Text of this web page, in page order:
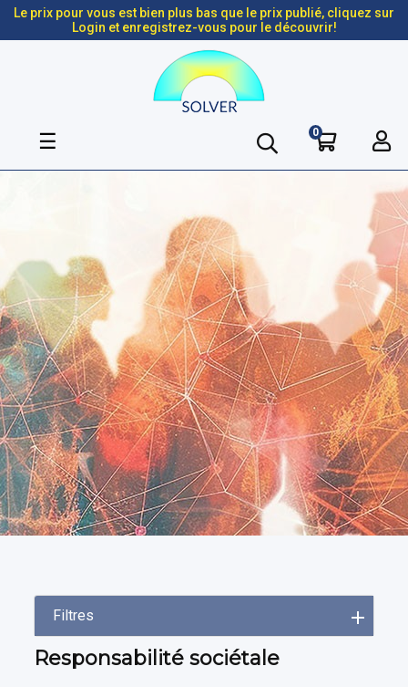
Le prix pour vous est bien plus bas que le prix publié, cliquez sur
Login et enregistrez-vous pour le découvrir!
Basculer
☰ 0
Filtres
Responsabilité sociétale